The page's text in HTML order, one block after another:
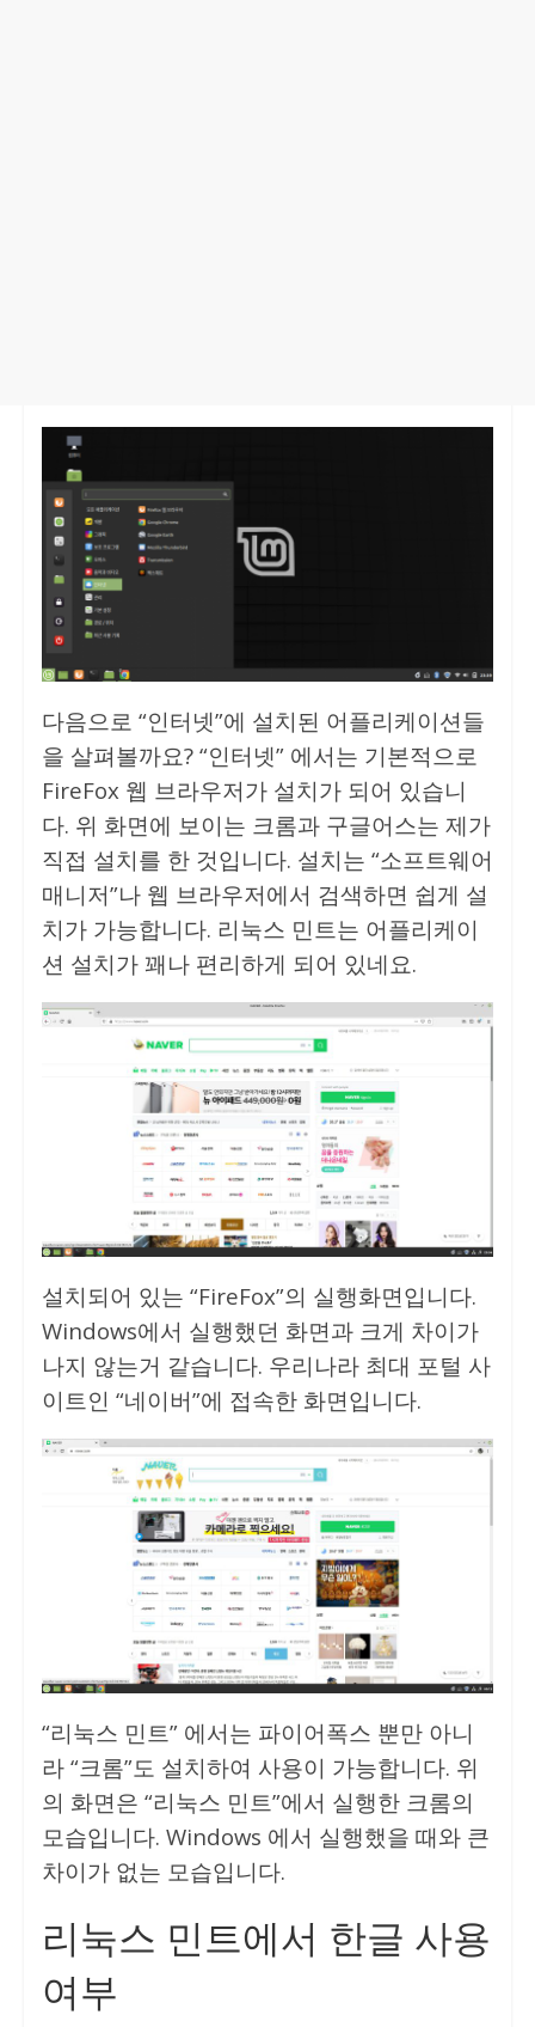
다음으로 “인터넷”에 설치된 어플리케이션들
을 살펴볼까요? “인터넷” 에서는 기본적으로
FireFox 웹 브라우저가 설치가 되어 있습니
다. 위 화면에 보이는 크롬과 구글어스는 제가
직접 설치를 한 것입니다. 설치는 “소프트웨어
매니저”나 웹 브라우저에서 검색하면 쉽게 설
치가 가능합니다. 리눅스 민트는 어플리케이
션 설치가 꽤나 편리하게 되어 있네요.
설치되어 있는 “FireFox”의 실행화면입니다.
Windows에서 실행했던 화면과 크게 차이가
나지 않는거 같습니다. 우리나라 최대 포털 사
이트인 “네이버”에 접속한 화면입니다.
“리눅스 민트” 에서는 파이어폭스 뿐만 아니
라 “크롬”도 설치하여 사용이 가능합니다. 위
의 화면은 “리눅스 민트”에서 실행한 크롬의
모습입니다. Windows 에서 실행했을 때와 큰
차이가 없는 모습입니다.
리눅스 민트에서 한글 사용
여부